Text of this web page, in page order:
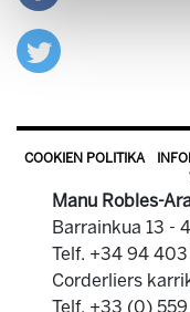
COOKIEN POLITIKA
Manu Robles-
Barrainkua 13 -
Telf. +34 94
Corderliers
Telf. +33 (0)